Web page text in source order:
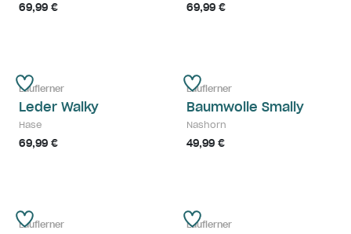
69,99 € 69,99 €
Lauflerner
Leder Walky
Hase
69,99 €
Lauflerner
Baumwolle Smally
Nashorn
49,99 €
Lauflerner Lauflerner